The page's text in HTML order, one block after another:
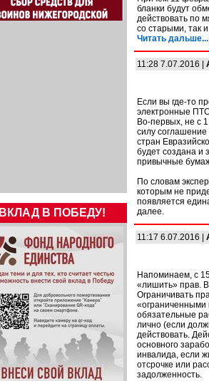
ВКЛАД В ПОБЕДУ!
бланки будут
действовать по
со старыми, так
Читать дальше...
11:28 7.07.2016 |
Если вы где-то
электронные
Во-первых, не с
силу
стран
будет создана и
привычные
По словам
которым не
появляется
далее.
11:17 6.07.2016 |
Напоминаем, с
«лишить» прав.
Ограничивать
«ограниченными
обязательные
лично (если
действовать.
основного
инвалида, если
отсрочке или
задолженность.